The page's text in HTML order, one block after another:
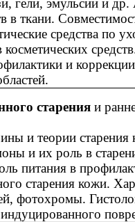
гели, эмульсии и
в ткани.
средства по
и коррекции
старения и
и теории
и их роль в
питания в
старения кожи.
фотохромы.